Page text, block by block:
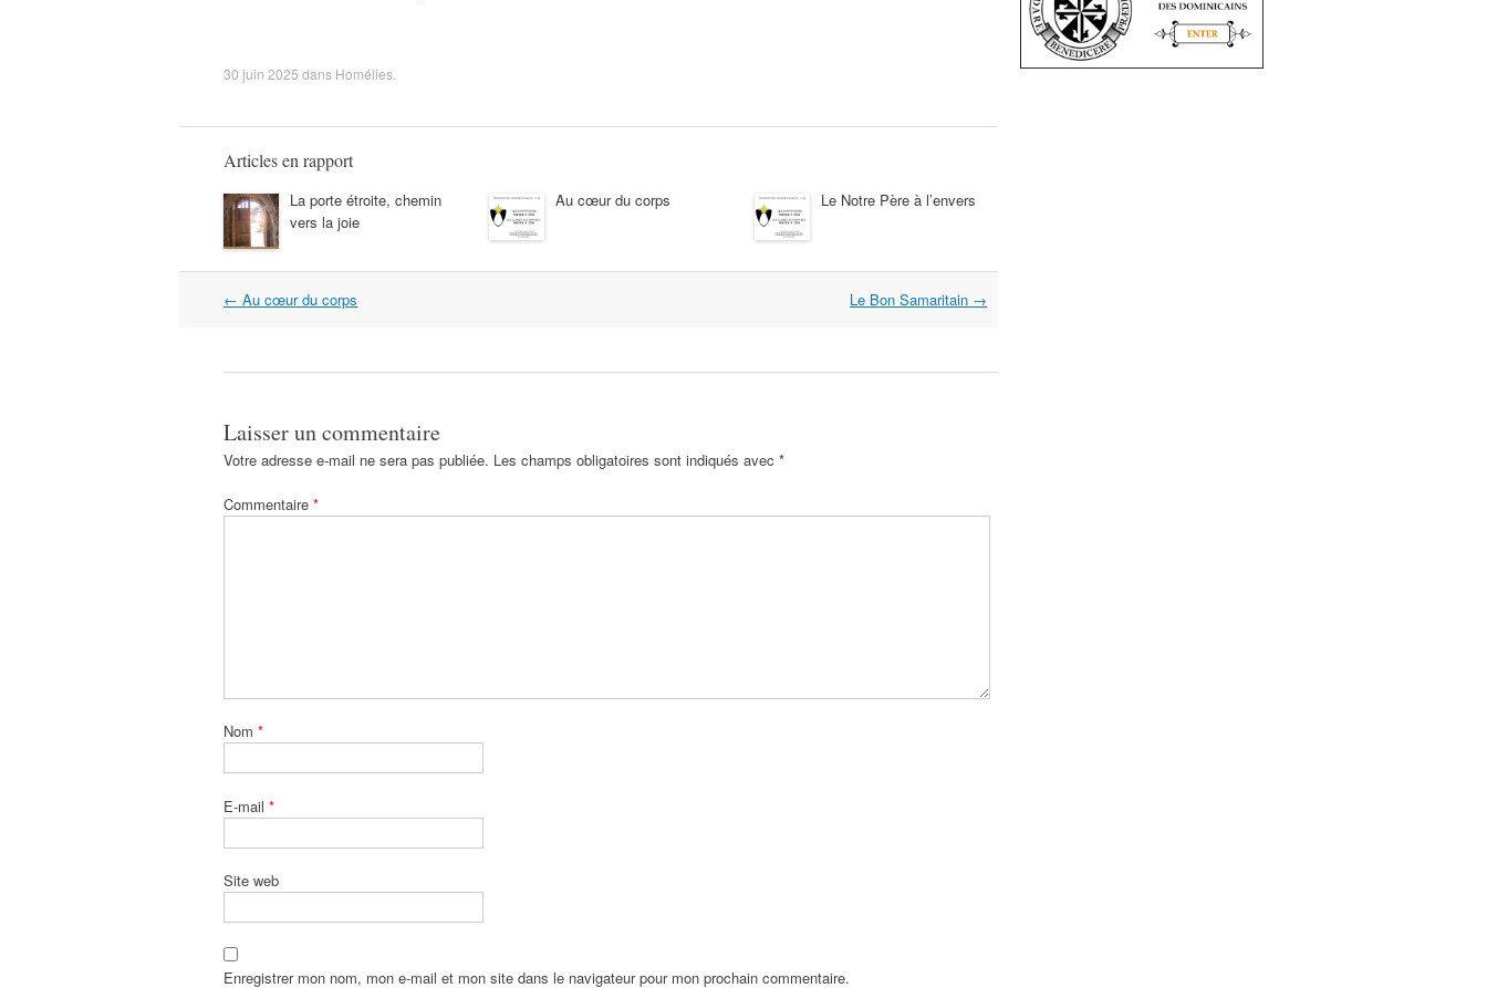
30 juin 2025 dans Homélies
Articles en rapport
La porte étroite, chemin
vers la joie
Au cœur du corps Le Notre Père à l’envers
Navigation
← Au cœur du corps Le Bon Samaritain →
Laisser un commentaire
Votre adresse e-mail ne sera pas publiée. Les champs obligatoires sont indiqués avec *
Commentaire *
Nom *
E-mail *
Site web
Enregistrer mon nom, mon e-mail et mon site dans le navigateur pour mon prochain commentaire.